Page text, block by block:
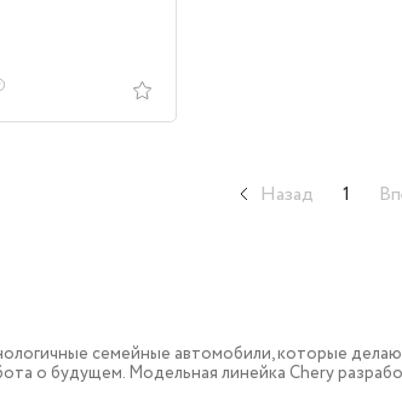
Назад 1
семейные автомобили, которые
о будущем. Модельная линейка Chery